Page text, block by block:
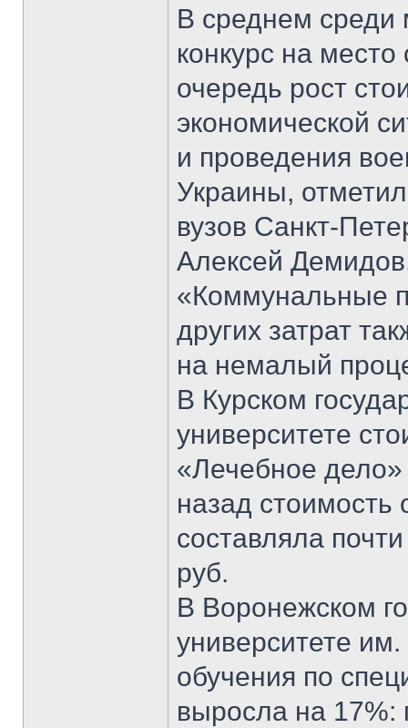
В среднем среди
конкурс на
очередь рост
экономической
и проведения
Украины,
вузов Санкт-
Алексей
«Коммунальные
других затрат
на немалый
В Курском
университете
«Лечебное
назад стоимость
составляла
руб.
В Воронежском
университете
обучения по
выросла на 17%: